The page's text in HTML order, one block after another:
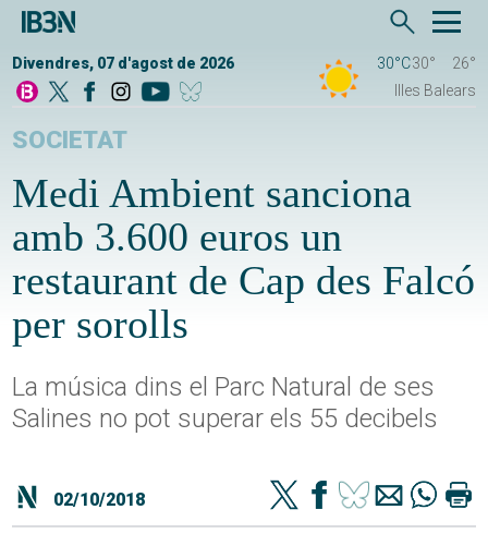
Divendres, 07 d'agost de 2026 30°C30°
26°
Illes Balears
SOCIETAT
Medi Ambient sanciona
amb 3.600 euros un
restaurant de Cap des Falcó
per sorolls
La música dins el Parc Natural de ses
Salines no pot superar els 55 decibels
02/10/2018